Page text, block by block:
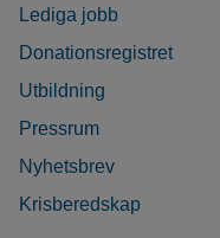
Lediga jobb
Donationsregistret
Utbildning
Pressrum
Nyhetsbrev
Krisberedskap